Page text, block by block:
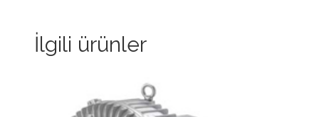
İlgili ürünler